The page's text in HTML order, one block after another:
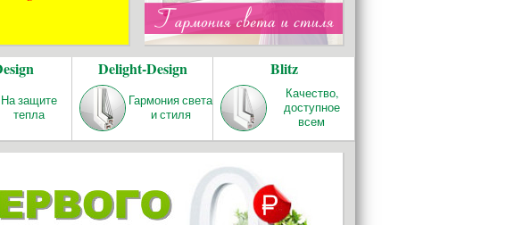
ОТОПЛЕНИЕ
REHAU RAUTITAN
Качество и надёжность!
На защите
тепла
Delight-Design
Гармония света
и стиля
Blitz
Качество,
доступное
всем